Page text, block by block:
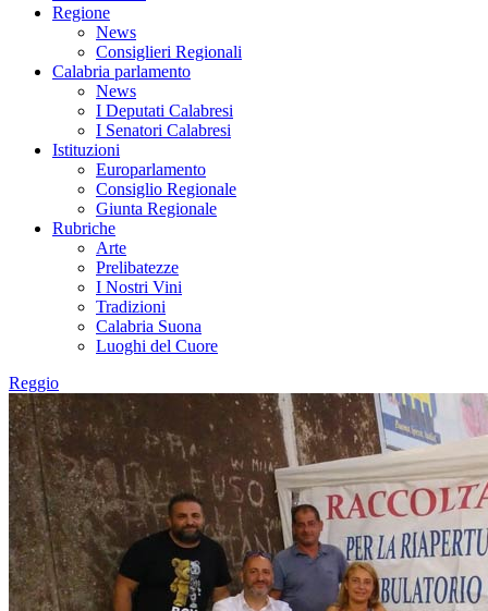
Regione
News
Consiglieri Regionali
Calabria parlamento
News
I Deputati Calabresi
I Senatori Calabresi
Istituzioni
Europarlamento
Consiglio Regionale
Giunta Regionale
Rubriche
Arte
Prelibatezze
I Nostri Vini
Tradizioni
Calabria Suona
Luoghi del Cuore
Reggio